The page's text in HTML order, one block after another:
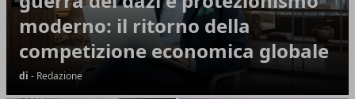
moderno: il ritorno della
competizione economica globale
di - Redazione